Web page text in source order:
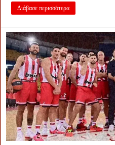
Διάβασε περισσότερα